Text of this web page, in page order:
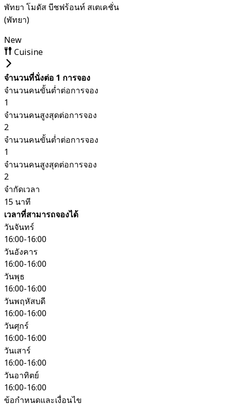
พัทยา โมดัส บีชฟร้อนท์ สเตเคชั่น
(พัทยา)
New
Cuisine
จำนวนที่นั่งต่อ 1 การจอง
จำนวนคนขั้นต่ำต่อการจอง
1
จำนวนคนสูงสุดต่อการจอง
2
จำนวนคนขั้นต่ำต่อการจอง
1
จำนวนคนสูงสุดต่อการจอง
2
จำกัดเวลา
15 นาที
เวลาที่สามารถจองได้
วันจันทร์
16:00-16:00
วันอังคาร
16:00-16:00
วันพุธ
16:00-16:00
วันพฤหัสบดี
16:00-16:00
วันศุกร์
16:00-16:00
วันเสาร์
16:00-16:00
วันอาทิตย์
16:00-16:00
ข้อกำหนดและเงื่อนไข